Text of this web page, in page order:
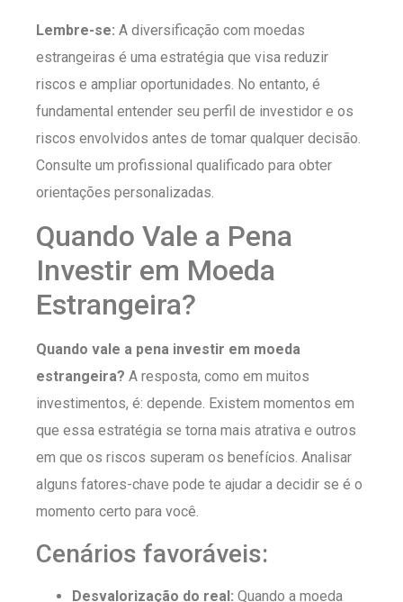
Lembre-se: A diversificação com moedas
estrangeiras é uma estratégia que visa reduzir
riscos e ampliar oportunidades. No entanto, é
fundamental entender seu perfil de investidor e os
riscos envolvidos antes de tomar qualquer decisão.
Consulte um profissional qualificado para obter
orientações personalizadas.
Quando Vale a Pena
Investir em Moeda
Estrangeira?
Quando vale a pena investir em moeda
estrangeira? A resposta, como em muitos
investimentos, é: depende. Existem momentos em
que essa estratégia se torna mais atrativa e outros
em que os riscos superam os benefícios. Analisar
alguns fatores-chave pode te ajudar a decidir se é o
momento certo para você.
Cenários favoráveis:
Desvalorização do real: Quando a moeda